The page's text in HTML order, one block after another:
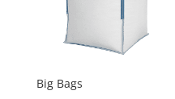
Big Bags